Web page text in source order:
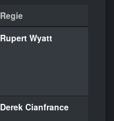
Regie
Rupert Wyatt
Derek Cianfrance